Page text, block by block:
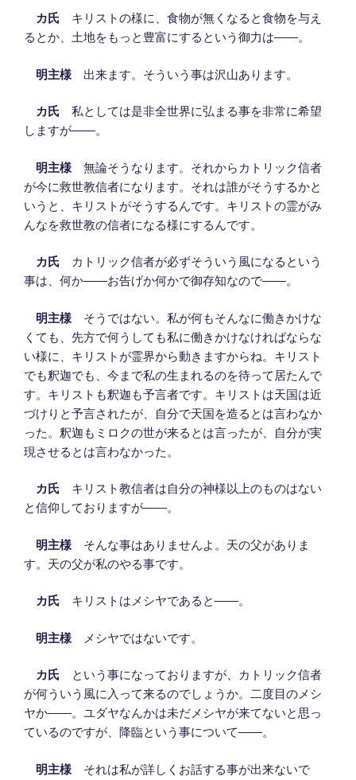
カ氏 キリストの様に、食物が無くなると食物を与え
るとか、土地をもっと豊富にするという御力は――。
明主様 出来ます。そういう事は沢山あります。
カ氏 私としては是非全世界に弘まる事を非常に希望
しますが――。
明主様 無論そうなります。それからカトリック信者
が今に救世教信者になります。それは誰がそうするかと
いうと、キリストがそうするんです。キリストの霊がみ
んなを救世教の信者になる様にするんです。
カ氏 カトリック信者が必ずそういう風になるという
事は、何か――お告げか何かで御存知なので――。
明主様 そうではない。私が何もそんなに働きかけな
くても、先方で何うしても私に働きかけなければならな
い様に、キリストが霊界から動きますからね。キリスト
でも釈迦でも、今まで私の生まれるのを待って居たんで
す。キリストも釈迦も予言者です。キリストは天国は近
づけりと予言されたが、自分で天国を造るとは言わなか
った。釈迦もミロクの世が来るとは言ったが、自分が実
現させるとは言わなかった。
カ氏 キリスト教信者は自分の神様以上のものはない
と信仰しておりますが――。
明主様 そんな事はありませんよ。天の父がありま
す。天の父が私のやる事です。
カ氏 キリストはメシヤであると――。
明主様 メシヤではないです。
カ氏 という事になっておりますが、カトリック信者
が何ういう風に入って来るのでしょうか。二度目のメシ
ヤか――。ユダヤなんかは未だメシヤが来てないと思っ
ているのですが、降臨という事について――。
明主様 それは私が詳しくお話する事が出来ないで